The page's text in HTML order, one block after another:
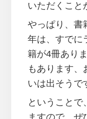
いただくこと
やっぱり、書
年は、すでに
籍が4冊あり
もあります、
いは出そうで
ということで